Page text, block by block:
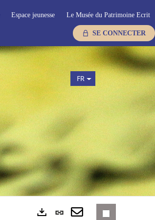
Espace jeunesse Le Musée du Patrimoine Ecrit
SE CONNECTER
FR
Lien